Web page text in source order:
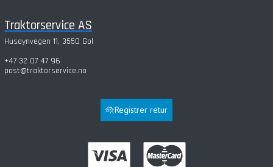
Traktorservice AS
Husøynvegen 11, 3550 Gol
+47 32 07 47 96
post@traktorservice.no
Registrer retur